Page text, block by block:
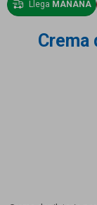
Llega MAÑANA
Crema